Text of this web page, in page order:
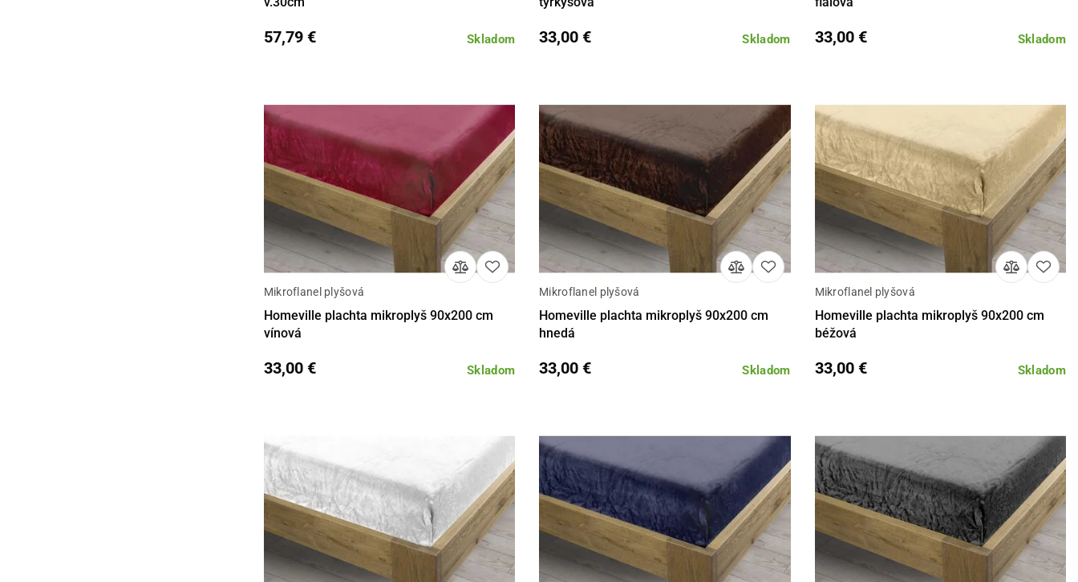
Skladom
57,79 € Skladom
33,00 € Skladom
33,00 €
Mikroflanel plyšová
Homeville plachta mikroplyš 90x200 cm
vínová
Skladom
33,00 €
Mikroflanel plyšová
Homeville plachta mikroplyš 90x200 cm
hnedá
Skladom
33,00 €
Mikroflanel plyšová
Homeville plachta mikroplyš 90x200 cm
béžová
Skladom
33,00 €